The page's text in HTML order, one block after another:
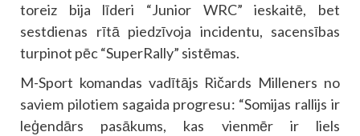
toreiz bija līderi “Junior WRC” ieskaitē, bet
sestdienas rītā piedzīvoja incidentu, sacensības
turpinot pēc “SuperRally” sistēmas.
M-Sport komandas vadītājs Ričards Milleners no
saviem pilotiem sagaida progresu: “Somijas rallijs ir
leģendārs pasākums, kas vienmēr ir liels